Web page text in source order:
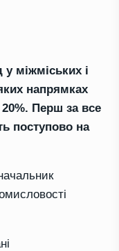
міжміських і
напрямках
Перш за все
поступово на